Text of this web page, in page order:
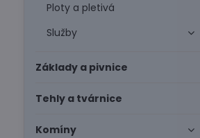
Ploty a pletivá
Služby
Základy a pivnice
Tehly a tvárnice
Komíny